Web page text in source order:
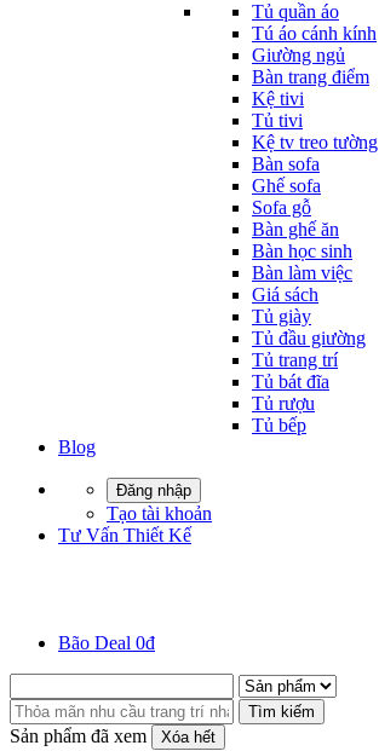
Tủ quần áo
Tú áo cánh kính
Giường ngủ
Bàn trang điểm
Kệ tivi
Tủ tivi
Kệ tv treo tường
Bàn sofa
Ghế sofa
Sofa gỗ
Bàn ghế ăn
Bàn học sinh
Bàn làm việc
Giá sách
Tủ giày
Tủ đầu giường
Tủ trang trí
Tủ bát đĩa
Tủ rượu
Tủ bếp
Blog
Đăng nhập
Tạo tài khoản
Tư Vấn Thiết Kế
Bão Deal 0đ
Tìm kiếm
Sản phẩm đã xem Xóa hết